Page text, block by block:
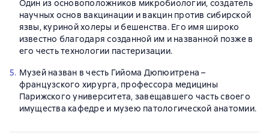
Один из основоположников микробиологии, создатель
научных основ вакцинации и вакцин против сибирской
язвы, куриной холеры и бешенства. Его имя широко
известно благодаря созданной им и названной позже в
его честь технологии пастеризации.
5. Музей назван в честь Гийома Дюпюитрена –
французского хирурга, профессора медицины
Парижского университета, завещавшего часть своего
имущества кафедре и музею патологической анатомии.